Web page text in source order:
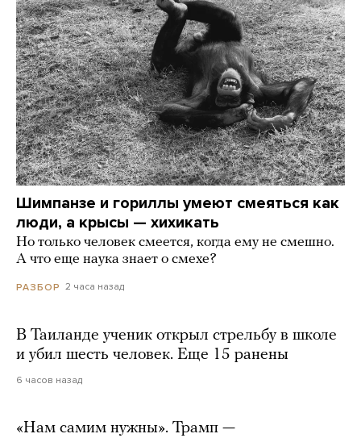
Шимпанзе и гориллы умеют смеяться как
люди, а крысы — хихикать
Но только человек смеется, когда ему не смешно.
А что еще наука знает о смехе?
РАЗБОР 2 часа назад
В Таиланде ученик открыл стрельбу в школе
и убил шесть человек. Еще 15 ранены
6 часов назад
«Нам самим нужны». Трамп —